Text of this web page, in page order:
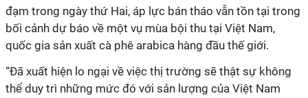
đạm trong ngày thứ Hai, áp lực bán tháo vẫn tồn tại trong
bối cảnh dự báo về một vụ mùa bội thu tại Việt Nam,
quốc gia sản xuất cà phê arabica hàng đầu thế giới.
“Đã xuất hiện lo ngại về việc thị trường sẽ thật sự không
thể duy trì những mức đó với sản lượng của Việt Nam